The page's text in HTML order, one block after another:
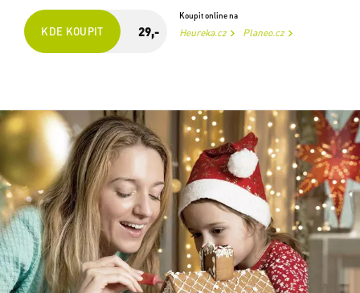
KDE KOUPIT 29,-
Koupit online na
Heureka.cz Planeo.cz